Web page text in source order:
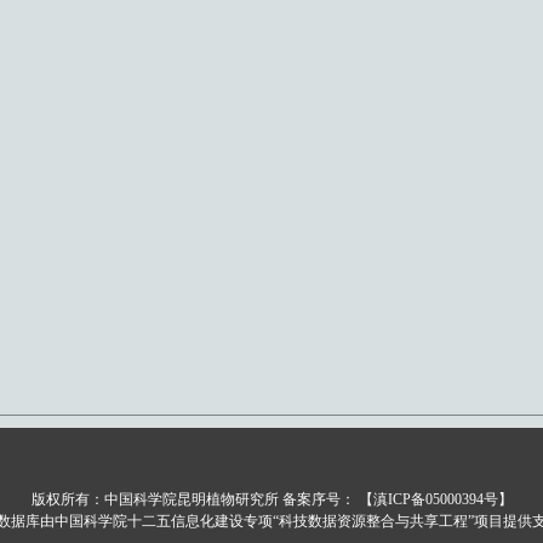
版权所有：中国科学院昆明植物研究所 备案序号：
【滇ICP备05000394号】
据库由中国科学院十二五信息化建设专项“科技数据资源整合与共享工程”项目提供